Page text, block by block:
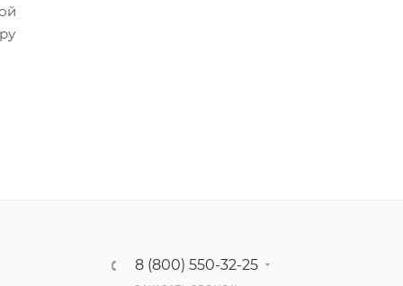
8 (800) 550-32-25